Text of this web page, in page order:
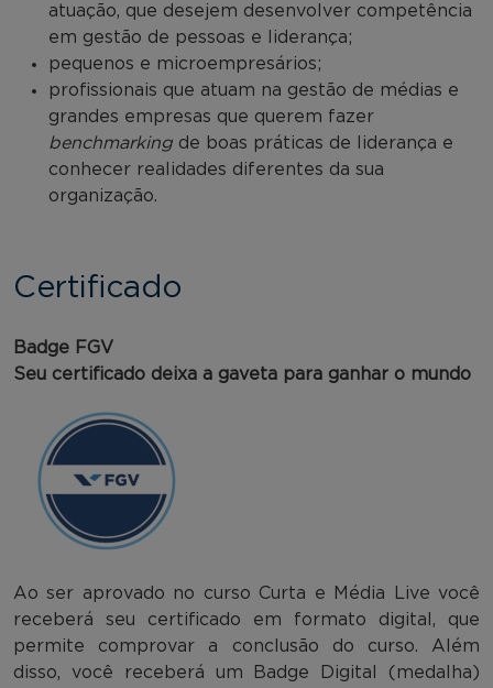
atuação, que desejem desenvolver competência
em gestão de pessoas e liderança;
pequenos e microempresários;
profissionais que atuam na gestão de médias e
grandes empresas que querem fazer
benchmarking de boas práticas de liderança e
conhecer realidades diferentes da sua
organização.
Certificado
Badge FGV
Seu certificado deixa a gaveta para ganhar o mundo
Ao ser aprovado no curso Curta e Média Live você
receberá seu certificado em formato digital, que
permite comprovar a conclusão do curso. Além
disso, você receberá um Badge Digital (medalha)